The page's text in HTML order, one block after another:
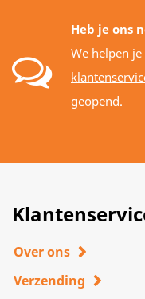
Heb je ons
We helpen je
geopend.
Over ons
Verzending